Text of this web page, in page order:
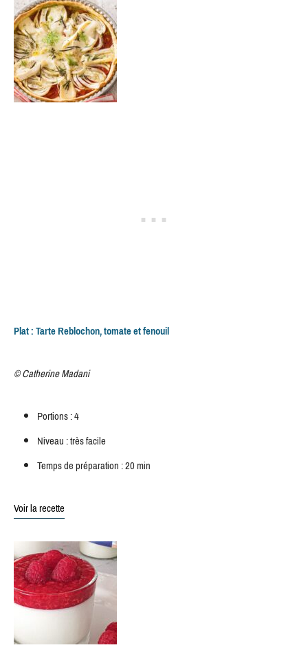
Plat : Tarte Reblochon, tomate et fenouil
© Catherine Madani
Portions : 4
Niveau : très facile
Temps de préparation : 20 min
Voir la recette